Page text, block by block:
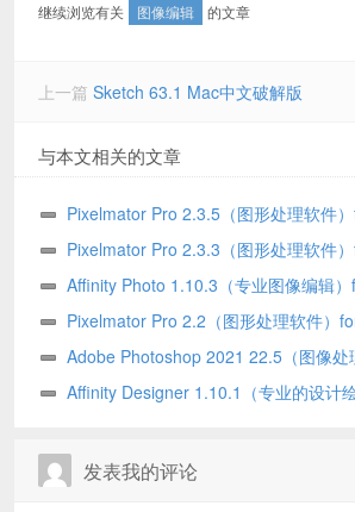
继续浏览有关 图像编辑 的文章
上一篇 Sketch 63.1 Mac中文破解版
与本文相关的文章
Pixelmator Pro 2.3.5（图形处理软件
Pixelmator Pro 2.3.3（图形处理软件
Affinity Photo 1.10.3（专业图像编辑
Pixelmator Pro 2.2（图形处理软件）
Adobe Photoshop 2021 22.5（图像
版 Affinity Designer 1.10.1（专业的设计
发表我的评论